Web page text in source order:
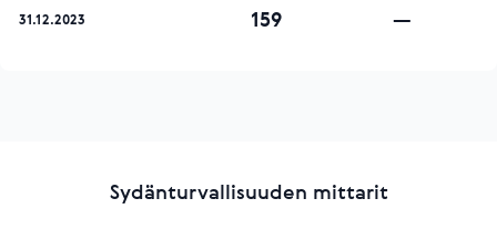
31.12.2023 159 —
Sydänturvallisuuden mittarit